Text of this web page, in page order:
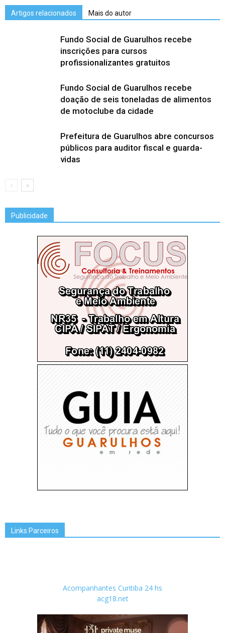
Artigos relacionados Mais do autor
Fundo Social de Guarulhos recebe
inscrições para cursos
profissionalizantes gratuitos
Fundo Social de Guarulhos recebe
doação de seis toneladas de alimentos
de motoclube da cidade
Prefeitura de Guarulhos abre concursos
públicos para auditor fiscal e guarda-
vidas
Publicidade
Links Parceiros
Acompanhantes Curitiba 24 hs
acg18.net